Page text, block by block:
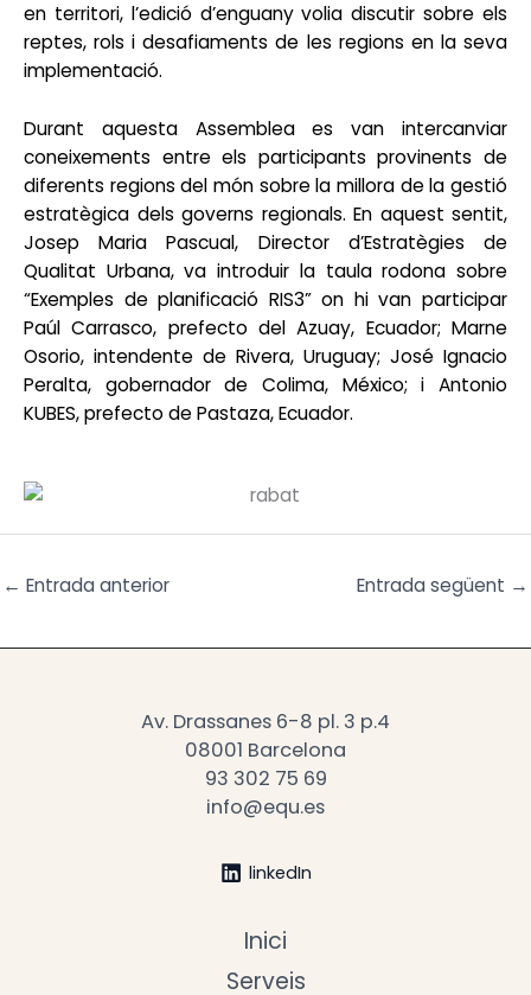
en territori, l’edició d’enguany volia discutir sobre els
reptes, rols i desafiaments de les regions en la seva
implementació.
Durant aquesta Assemblea es van intercanviar
coneixements entre els participants provinents de
diferents regions del món sobre la millora de la gestió
estratègica dels governs regionals. En aquest sentit,
Josep Maria Pascual, Director d’Estratègies de
Qualitat Urbana, va introduir la taula rodona sobre
“Exemples de planificació RIS3” on hi van participar
Paúl Carrasco, prefecto del Azuay, Ecuador; Marne
Osorio, intendente de Rivera, Uruguay; José Ignacio
Peralta, gobernador de Colima, México; i Antonio
KUBES, prefecto de Pastaza, Ecuador.
← Entrada anterior Entrada següent →
Av. Drassanes 6-8 pl. 3 p.4
08001 Barcelona
93 302 75 69
info@equ.es
linkedIn
Inici
Serveis